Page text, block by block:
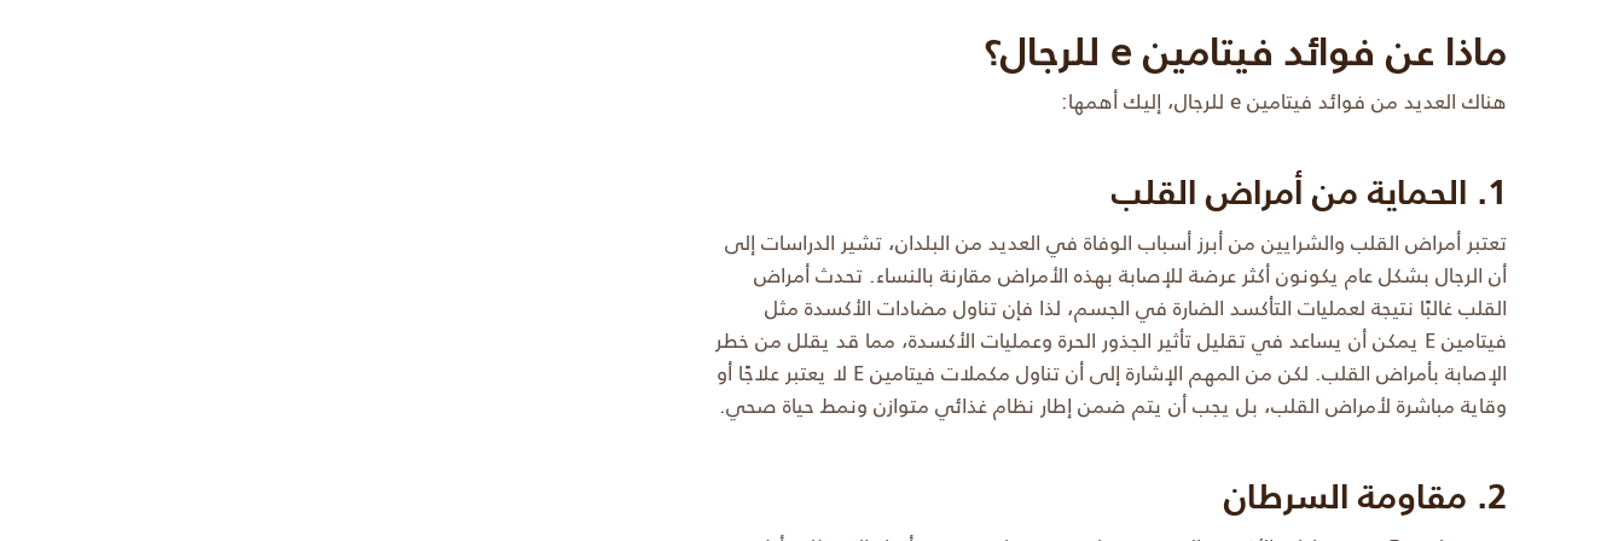
ماذا عن فوائد فيتامين e للرجال؟
هناك العديد من فوائد فيتامين e للرجال، إليك أهمها:
1. الحماية من أمراض القلب
تعتبر أمراض القلب والشرايين من أبرز أسباب الوفاة في العديد من البلدان، تشير الدراسات إلى
أن الرجال بشكل عام يكونون أكثر عرضة للإصابة بهذه الأمراض مقارنة بالنساء. تحدث أمراض
القلب غالبًا نتيجة لعمليات التأكسد الضارة في الجسم، لذا فإن تناول مضادات الأكسدة مثل
فيتامين E يمكن أن يساعد في تقليل تأثير الجذور الحرة وعمليات الأكسدة، مما قد يقلل من خطر
الإصابة بأمراض القلب. لكن من المهم الإشارة إلى أن تناول مكملات فيتامين E لا يعتبر علاجًا أو
وقاية مباشرة لأمراض القلب، بل يجب أن يتم ضمن إطار نظام غذائي متوازن ونمط حياة صحي.
2. مقاومة السرطان